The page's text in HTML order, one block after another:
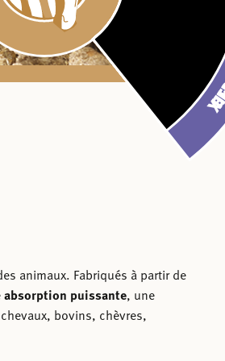
JO-
JO-
animaux. Fabriqués à partir de
absorption puissante, une
bovins, chèvres,